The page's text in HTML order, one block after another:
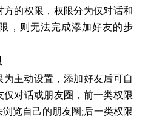
的权限，权限分为仅对话和
，则无法完成添加好友的步
主动设置，添加好友后可自
对话或朋友圈，前一类权限
览自己的朋友圈;后一类权限